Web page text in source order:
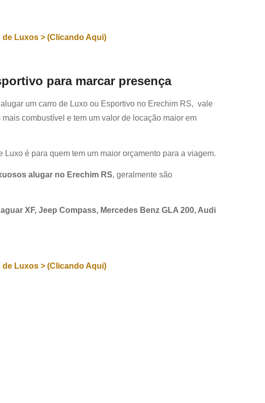
Luxos > (Clicando Aqui)
para marcar presença
um carro de Luxo ou Esportivo no Erechim RS, vale
combustível e tem um valor de locação maior em
é para quem tem um maior orçamento para a viagem.
alugar no Erechim RS, geralmente são
XF, Jeep Compass, Mercedes Benz GLA 200, Audi
Luxos > (Clicando Aqui)